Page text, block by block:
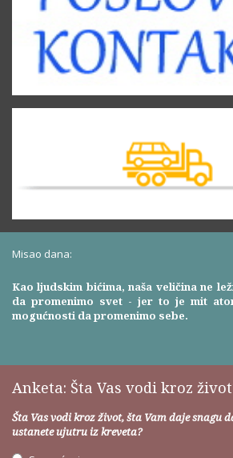
Misao dana:
Kao ljudskim bićima, naša veličina ne
da promenimo svet - jer to je mit
mogućnosti da promenimo sebe.
Anketa: Šta Vas vodi kroz
Šta Vas vodi kroz život, šta Vam daje snagu
ustanete ujutru iz kreveta?